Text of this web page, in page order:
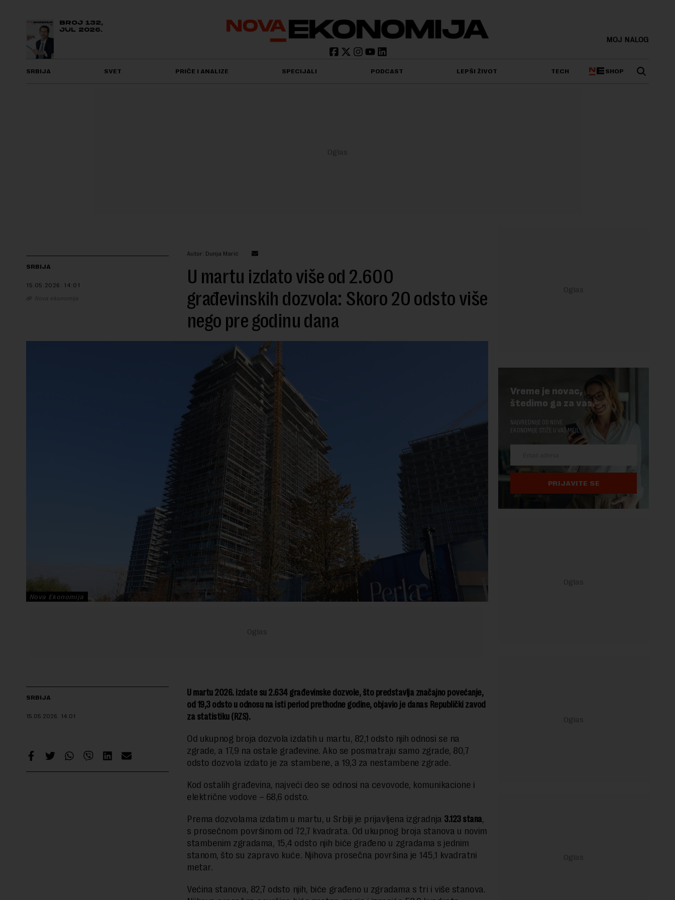
BROJ 132,
JUL 2026.
MOJ NALOG
SRBIJA SVET PRIČE I ANALIZE SPECIJALI PODCAST LEPŠI ŽIVOT TECH SHOP
SRBIJA
15.05.2026. 14:01
Nova ekonomija
Autor: Dunja Marić
U martu izdato više od 2.600
građevinskih dozvola: Skoro 20 odsto više
nego pre godinu dana
Nova Ekonomija
SRBIJA
15.05.2026. 14:01
U martu 2026. izdate su 2.634 građevinske dozvole, što predstavlja značajno povećanje,
od 19,3 odsto u odnosu na isti period prethodne godine, objavio je danas Republički zavod
za statistiku (RZS).
Od ukupnog broja dozvola izdatih u martu, 82,1 odsto njih odnosi se na
zgrade, a 17,9 na ostale građevine. Ako se posmatraju samo zgrade, 80,7
odsto dozvola izdato je za stambene, a 19,3 za nestambene zgrade.
Kod ostalih građevina, najveći deo se odnosi na cevovode, komunikacione i
električne vodove – 68,6 odsto.
Prema dozvolama izdatim u martu, u Srbiji je prijavljena izgradnja 3.123 stana,
s prosečnom površinom od 72,7 kvadrata. Od ukupnog broja stanova u novim
stambenim zgradama, 15,4 odsto njih biće građeno u zgradama s jednim
stanom, što su zapravo kuće. Njihova prosečna površina je 145,1 kvadratni
metar.
Većina stanova, 82,7 odsto njih, biće građeno u zgradama s tri i više stanova.
Vreme je novac,
štedimo ga za vas.
NAJVREDNIJE OD NOVE
EKONOMIJE STIŽE U VAŠ MEJL.
PRIJAVITE SE